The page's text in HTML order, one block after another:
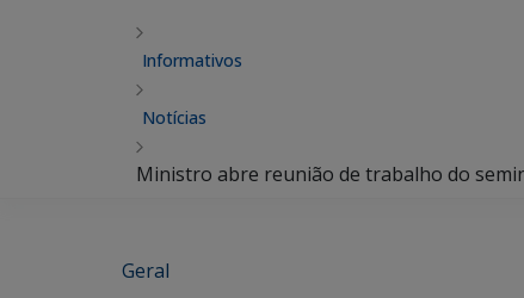
Informativos
Notícias
Ministro abre reunião de trabalho do
Geral